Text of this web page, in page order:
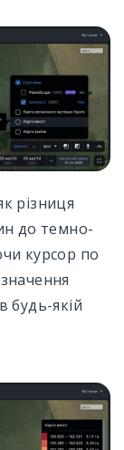
різниця
до темно-
курсор по
будь-якій